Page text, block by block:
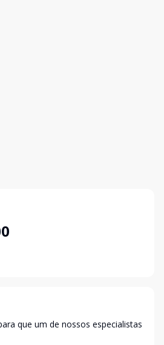
que um de nossos especialistas